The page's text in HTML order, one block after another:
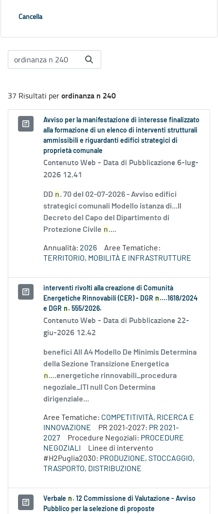
Cancella
37 Risultati perordinanza n 240
Avviso per la manifestazione di interesse finalizzato
alla formazione di un elenco di interventi strutturali
ammissibili e riguardanti edifici strategici di
proprietà comunale
Contenuto Web - Data di Pubblicazione 6-lug-
2026 12.41
DD n. 70 del 02-07-2026 - Avviso edifici
strategici comunali Modello istanza di...Il
Decreto del Capo del Dipartimento di
Protezione Civile n....
Annualità: 2026
Aree Tematiche:
TERRITORIO, MOBILITÀ E INFRASTRUTTURE
interventi rivolti alla creazione di Comunità
Energetiche Rinnovabili (CER) - DGR n ....1618/2024
e DGR n . 555/2026.
Contenuto Web - Data di Pubblicazione 22-
giu-2026 12.42
benefici All A4 Modello De Minimis Determina
della Sezione Transizione Energetica
n....energetiche rinnovabili_procedura
negoziale_ITI null Con Determina
dirigenziale...
Aree Tematiche: COMPETITIVITÀ, RICERCA E
INNOVAZIONE
PR 2021-2027: PR 2021-
2027
Procedure Negoziali: PROCEDURE
NEGOZIALI
Linee di intervento
#H2Puglia2030: PRODUZIONE, STOCCAGGIO,
TRASPORTO, DISTRIBUZIONE
Verbale n . 12 Commissione di Valutazione - Avviso
Pubblico per la selezione di proposte